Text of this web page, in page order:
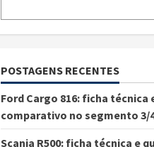
POSTAGENS RECENTES
Ford Cargo 816: ficha técnica
comparativo no segmento 3/
Scania R500: ficha técnica e